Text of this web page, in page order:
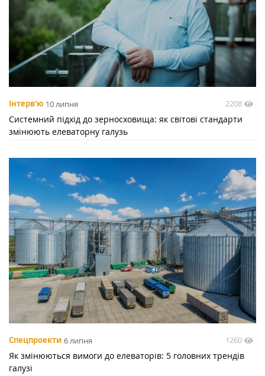
Інтерв'ю 10 липня 2208
Системний підхід до зерносховища: як світові стандарти
змінюють елеваторну галузь
Спецпроекти 6 липня 1260
Як змінюються вимоги до елеваторів: 5 головних трендів
галузі